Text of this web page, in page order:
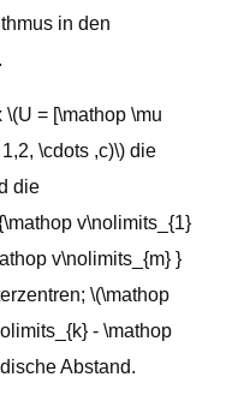
in den
= [\mathop \mu
\cdots ,c)\) die
die
v\nolimits_{1}
v\nolimits_{m} }
\(\mathop
- \mathop
Abstand.